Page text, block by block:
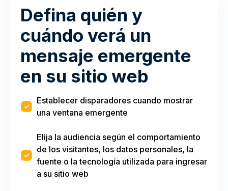
Defina quién y
cuándo verá un
mensaje emergente
en su sitio web
Establecer disparadores cuando mostrar
una ventana emergente
Elija la audiencia según el comportamiento
de los visitantes, los datos personales, la
fuente o la tecnología utilizada para ingresar
a su sitio web